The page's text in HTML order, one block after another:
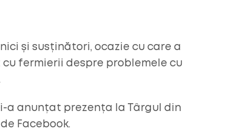
și susținători, ocazie cu care a
fermierii despre problemele cu
a anunțat prezența la Târgul din
Facebook.